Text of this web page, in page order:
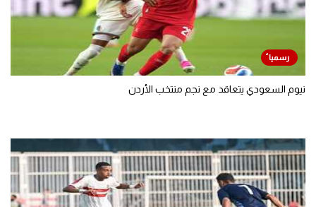
نيوم السعودي يتعاقد مع نجم منتخب الأردن